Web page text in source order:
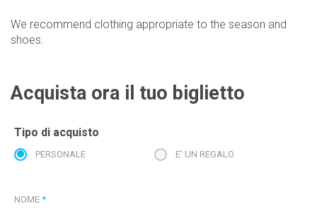
We recommend clothing appropriate to the season and
shoes.
Acquista ora il tuo biglietto
Tipo di acquisto
PERSONALE E' UN REGALO
NOME *